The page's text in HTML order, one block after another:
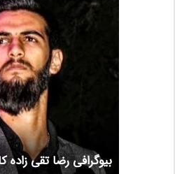
بیوگرافی رضا تقی زاده